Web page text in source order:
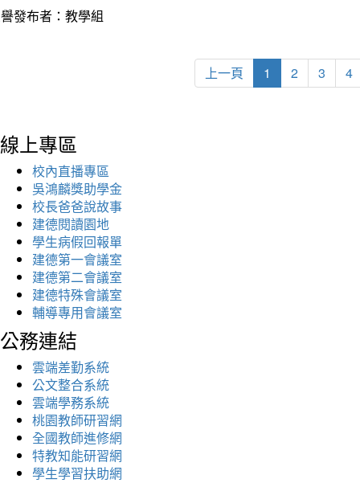
發布者：教學組
上一頁 1 2 3 4
線上專區
校內直播專區
吳鴻麟獎助學金
校長爸爸說故事
建德閱讀園地
學生病假回報單
建德第一會議室
建德第二會議室
建德特殊會議室
輔導專用會議室
公務連結
雲端差勤系統
公文整合系統
雲端學務系統
桃園教師研習網
全國教師進修網
特教知能研習網
學生學習扶助網